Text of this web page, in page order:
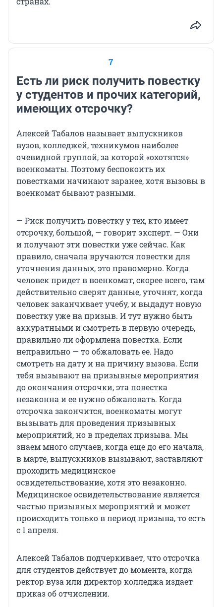
7
Есть ли риск получить повестку
у студентов и прочих категорий,
имеющих отсрочку?
Алексей Табалов называет выпускников
вузов, колледжей, техникумов наиболее
очевидной группой, за которой «охотятся»
военкоматы. Поэтому беспокоить их
повестками начинают заранее, хотя вызовы в
военкомат бывают разными.
— Риск получить повестку у тех, кто имеет
отсрочку, большой, — говорит эксперт. — Они
и получают эти повестки уже сейчас. Как
правило, сначала вручаются повестки для
уточнения данных, это правомерно. Когда
человек придет в военкомат, скорее всего, там
действительно сверят данные, уточнят, когда
человек заканчивает учебу, и выдадут новую
повестку уже на призыв. И тут нужно быть
аккуратными и смотреть в первую очередь,
правильно ли оформлена повестка. Если
неправильно — то обжаловать ее. Надо
смотреть на дату и на причину вызова. Если
тебя вызывают на призывные мероприятия
до окончания отсрочки, эта повестка
незаконна и ее нужно обжаловать. Когда
отсрочка закончится, военкоматы могут
вызывать для проведения призывных
мероприятий, но в пределах призыва. Мы
знаем много случаев, когда еще до его начала,
в марте, выпускников вызывают, заставляют
проходить медицинское
освидетельствование, хотя это незаконно.
Медицинское освидетельствование является
частью призывных мероприятий и может
происходить только в период призыва, то есть
с 1 апреля.
Алексей Табалов подчеркивает, что отсрочка
для студентов действует до момента, когда
ректор вуза или директор колледжа издает
приказ об отчислении.